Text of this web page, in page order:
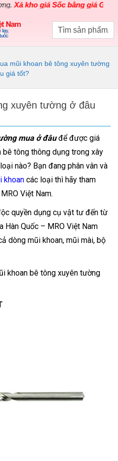
kho giá Sốc bằng giá Gốc cho
mũi khoan bê tông xuyên tường
giá tốt?
xuyên tường ở đâu
mua ở đâuđể được giá
tông thông dụng trong xây
nào? Bạn đang phân vân và
khoan các loại thì hãy tham
Việt Nam.
quyền dụng cụ vật tư đến từ
Hàn Quốc – MRO Việt Nam
dòng mũi khoan, mũi mài, bộ
khoan bê tông xuyên tường